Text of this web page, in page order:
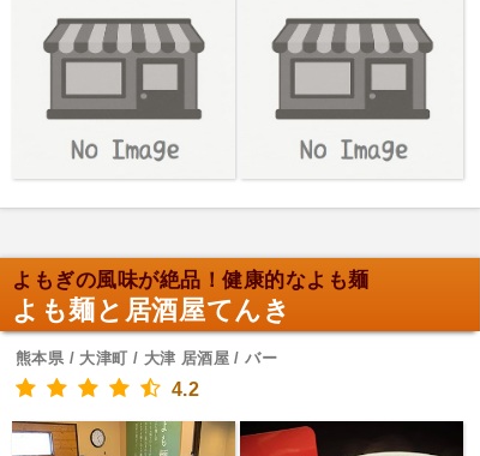
よもぎの風味が絶品！健康的なよも麺
よも麺と居酒屋てんき
熊本県 / 大津町 / 大津 居酒屋 / バー
4.2